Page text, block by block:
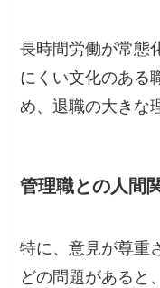
長時間労働が常態
にくい文化のある
め、退職の大きな
管理職との人間
特に、意見が尊重
どの問題があると